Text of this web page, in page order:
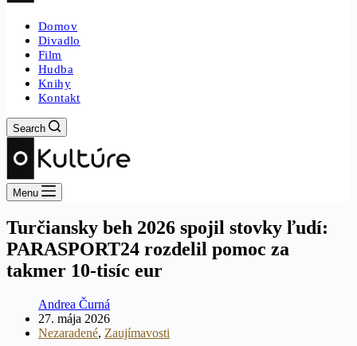
Domov
Divadlo
Film
Hudba
Knihy
Kontakt
Search
Menu
Turčiansky beh 2026 spojil stovky ľudí:
PARASPORT24 rozdelil pomoc za
takmer 10-tisíc eur
Andrea Čurná
27. mája 2026
Nezaradené, Zaujímavosti